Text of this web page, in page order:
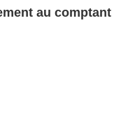
au comptant